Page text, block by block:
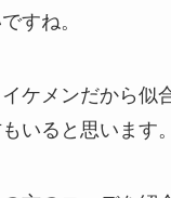
すね。
ケメンだから似
いると思います。